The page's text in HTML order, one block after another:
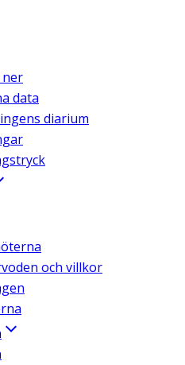
ner
data
diarium
och villkor